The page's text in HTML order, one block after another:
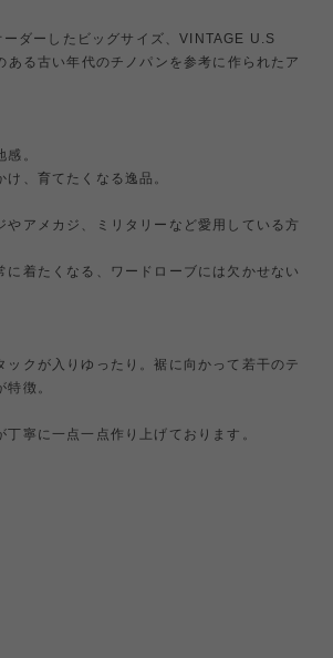
ダーしたビッグサイズ、VINTAGE U.S
ある古い年代のチノパンを参考に作られたア
。
、育てたくなる逸品。
やアメカジ、ミリタリーなど愛用している方
に着たくなる、ワードローブには欠かせない
ックが入りゆったり。裾に向かって若干のテ
徴。
丁寧に一点一点作り上げております。